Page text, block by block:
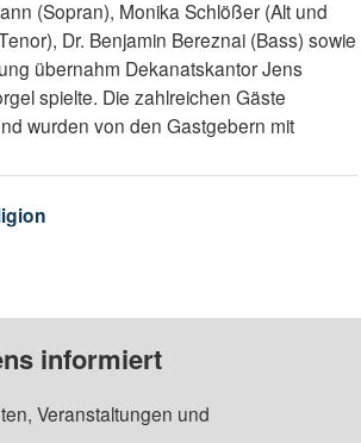
(Sopran), Monika Schlößer (Alt und
Dr. Benjamin Bereznai (Bass) sowie
übernahm Dekanatskantor Jens
spielte. Die zahlreichen Gäste
wurden von den Gastgebern mit
informiert
Veranstaltungen und